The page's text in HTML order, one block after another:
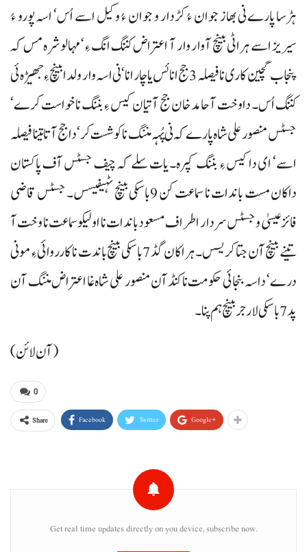
ہڑسا پارے نی بھاز جوان ءُ کڑدار و جوان ءُ وکیل اسے اُس‘ اسہ پورو ءُ
سیریز اسے ہراٹی بینچ آوار وار آ اعتراض کننگ انگ ءِ‘ مہالو شرہ مس کہ
پنجاب گچین کاری نا فیصلہ 3 جج انا ئس یا چار انا‘ نی اسہ وار ولدا بینچ ءِ جھیڑہ ئی
کننگ اُس۔ داوخت آ حامد خان جج آتیان کیس ءِ بننگ نا خواست کرے‘
جسٹس منصور علی شاہ پارے کہ نی پُہہ مننگ نا کوشست کر‘ دا جج آتا تینا فیصلہ
اسے‘ ای دا کیس ءِ بننگ کپرہ۔ یات سلے کہ چیف جسٹس آف پاکستان
داکان مست باندات نا سماعت کن 9باسکی بینچ ٹہیفیسس۔ جسٹس قاضی
فائز عیسیٰ و جسٹس سردار اطراف مسعود باندات نا اولیکو سماعت نا وخت آ
تینے بینچ آن جتا کریسس۔ ہراکان گڈ 7باسکی بینچ باندت نا کارروائی ءِ مونی
درے‘ داسہ بنجائی حکومت نا کنڈآن منصور علی شاہ غا اعتراض مننگ آن
پد 7 باسکی لارجر بینچ ہم پنا۔
(آن لائن)
0
Share Facebook Twitter Google+
Get real time updates directly on you device, subscribe now.